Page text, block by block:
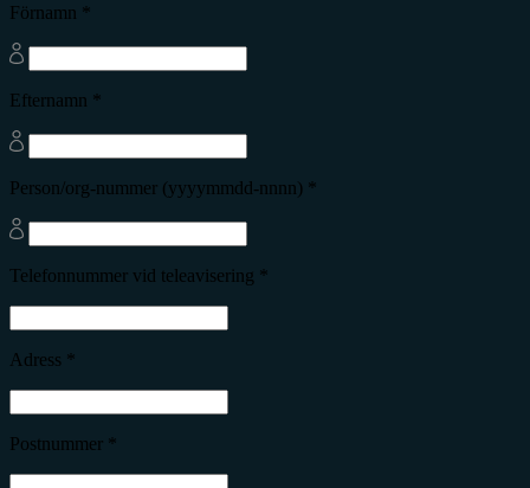
Förnamn *
Efternamn *
Person/org-nummer (yyyymmdd-nnnn) *
Telefonnummer vid teleavisering *
Adress *
Postnummer *